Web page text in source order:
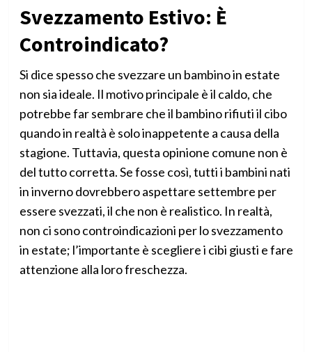
Svezzamento Estivo: È
Controindicato?
Si dice spesso che svezzare un bambino in estate
non sia ideale. Il motivo principale è il caldo, che
potrebbe far sembrare che il bambino rifiuti il cibo
quando in realtà è solo inappetente a causa della
stagione. Tuttavia, questa opinione comune non è
del tutto corretta. Se fosse così, tutti i bambini nati
in inverno dovrebbero aspettare settembre per
essere svezzati, il che non è realistico. In realtà,
non ci sono controindicazioni per lo svezzamento
in estate; l’importante è scegliere i cibi giusti e fare
attenzione alla loro freschezza.